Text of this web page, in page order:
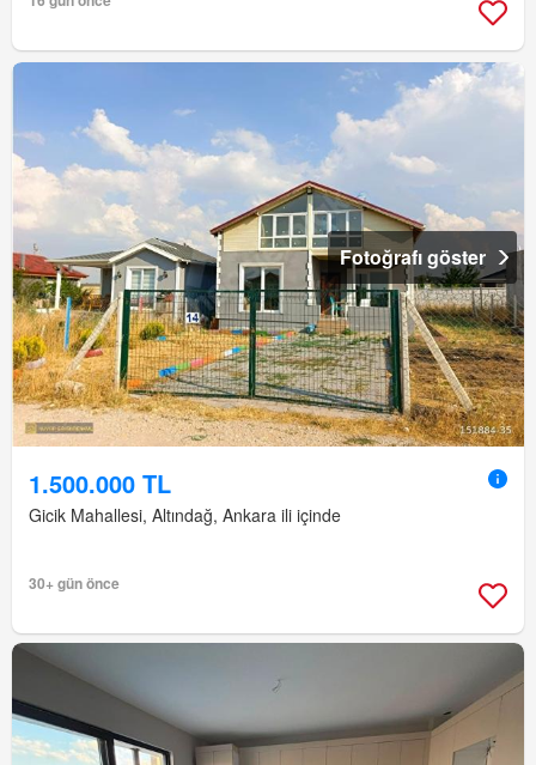
Fotoğrafı göster
1.500.000 TL
Gicik Mahallesi, Altındağ, Ankara ili içinde
30+ gün önce